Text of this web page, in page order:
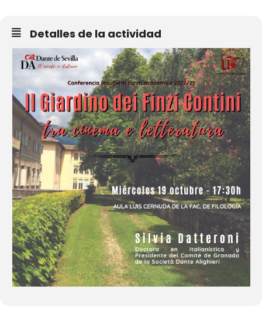
Detalles de la actividad